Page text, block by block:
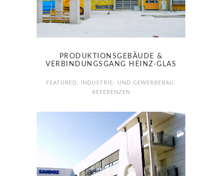
PRODUKTIONSGEBÄUDE &
VERBINDUNGSGANG HEINZ-GLAS
FEATURED INDUSTRIE- UND GEWERBEBAU
REFERENZEN